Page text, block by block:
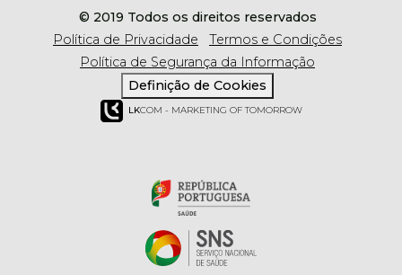
© 2019 Todos os direitos reservados
Política de Privacidade
Termos e Condições
Política de Segurança da Informação
Definição de Cookies
LKCOM - MARKETING OF TOMORROW